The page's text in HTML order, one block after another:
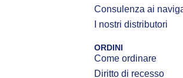
Consulenza ai
I nostri distributori
ORDINI
Come ordinare
Diritto di recesso